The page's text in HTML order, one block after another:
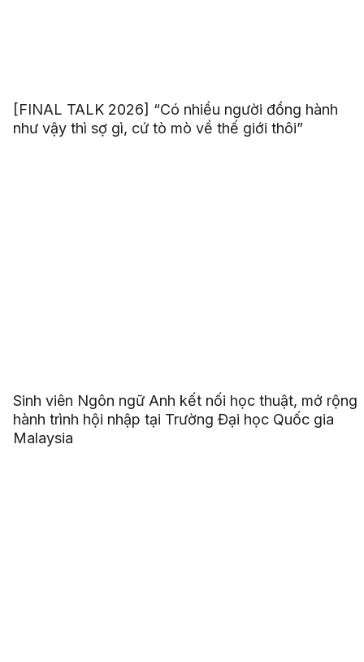
[FINAL TALK 2026] “Có nhiều người đồng hành
như vậy thì sợ gì, cứ tò mò về thế giới thôi”
Sinh viên Ngôn ngữ Anh kết nối học thuật, mở rộng
hành trình hội nhập tại Trường Đại học Quốc gia
Malaysia